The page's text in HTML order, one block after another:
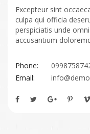
Excepteur sint
culpa qui officia
perspiciatis unde
accusantium
Phone:
Email: